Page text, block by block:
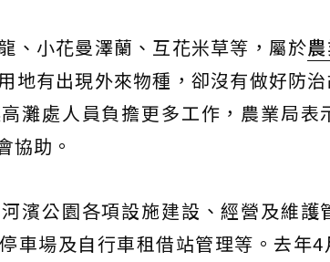
、小花曼澤蘭、互花米草等，屬於
地有出現外來物種，卻沒有做好防
灘處人員負擔更多工作，農業局表
協助。
濱公園各項設施建設、經營及維
車場及自行車租借站管理等。去年